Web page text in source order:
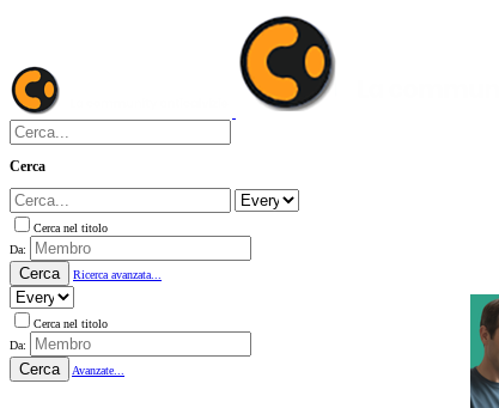
Cerca
Cerca nel titolo
Da:
Cerca Ricerca avanzata...
Cerca nel titolo
Da:
Cerca Avanzate...